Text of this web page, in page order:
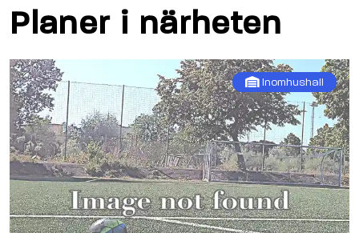
Planer i närheten
Inomhushall